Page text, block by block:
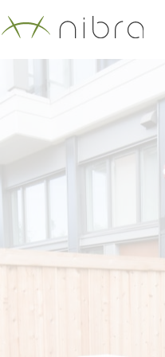
НАША ПРОДУКЦІЯ
Двері
Террасні огорожі
ДОСТАВКА ТА